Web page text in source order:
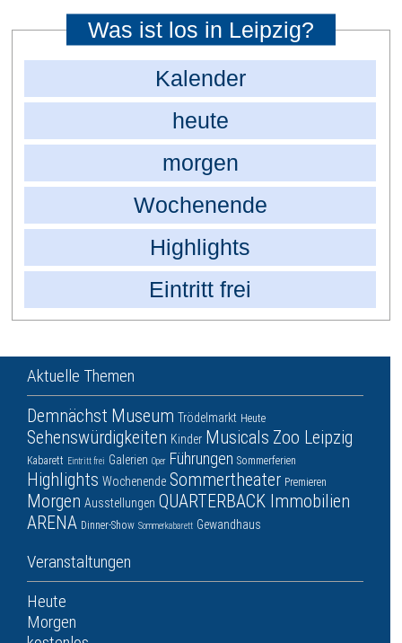
Was ist los in Leipzig?
Kalender
heute
morgen
Wochenende
Highlights
Eintritt frei
Aktuelle Themen
Demnächst Museum Trödelmarkt Heute
Sehenswürdigkeiten Kinder Musicals Zoo Leipzig
Kabarett Eintritt frei Galerien Oper Führungen Sommerferien
Highlights Wochenende Sommertheater Premieren
Morgen Ausstellungen QUARTERBACK Immobilien
ARENA Dinner-Show Sommerkabarett Gewandhaus
Veranstaltungen
Heute
Morgen